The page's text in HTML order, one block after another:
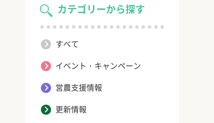
カテゴリーから探す
すべて
イベント・キャンペーン
営農支援情報
更新情報